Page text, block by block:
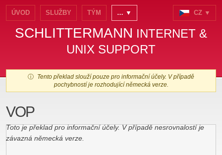
ÚVOD SLUŽBY TÝM … ▼ CZ ▼
SCHLITTERMANN INTERNET &
UNIX SUPPORT
ⓘ
Tento překlad slouží pouze pro informační účely. V případě
pochybností je rozhodující německá verze.
VOP
Toto je překlad pro informační účely. V případě nesrovnalostí je
závazná německá verze.